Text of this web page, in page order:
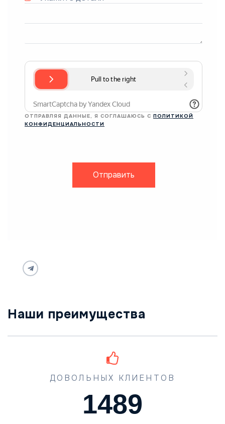
ОТПРАВЛЯЯ ДАННЫЕ, Я СОГЛАШАЮСЬ С ПОЛИТИКОЙ
КОНФИДЕНЦИАЛЬНОСТИ
Отправить
Наши преимущества
ДОВОЛЬНЫХ КЛИЕНТОВ
1489